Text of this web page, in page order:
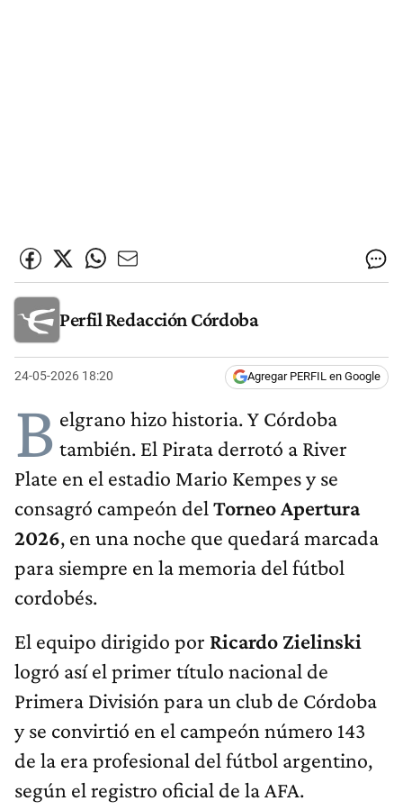
Perfil Redacción Córdoba
24-05-2026 18:20 Agregar PERFIL en Google
B elgrano hizo historia. Y Córdoba
también. El Pirata derrotó a River
Plate en el estadio Mario Kempes y se
consagró campeón del Torneo Apertura
2026, en una noche que quedará marcada
para siempre en la memoria del fútbol
cordobés.
El equipo dirigido por Ricardo Zielinski
logró así el primer título nacional de
Primera División para un club de Córdoba
y se convirtió en el campeón número 143
de la era profesional del fútbol argentino,
según el registro oficial de la AFA.